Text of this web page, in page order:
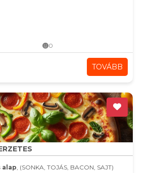
0
TOVÁBB
alap, (SONKA, TOJÁS, BACON, SAJT)